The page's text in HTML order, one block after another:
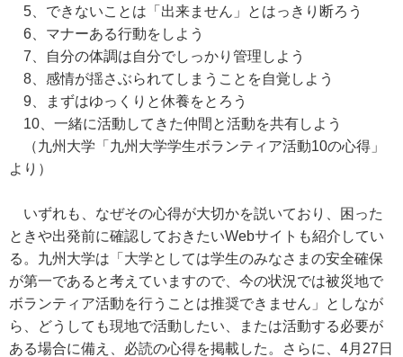
5、できないことは「出来ません」とはっきり断ろう
6、マナーある行動をしよう
7、自分の体調は自分でしっかり管理しよう
8、感情が揺さぶられてしまうことを自覚しよう
9、まずはゆっくりと休養をとろう
10、一緒に活動してきた仲間と活動を共有しよう
（九州大学「九州大学学生ボランティア活動10の心得」
より）
いずれも、なぜその心得が大切かを説いており、困った
ときや出発前に確認しておきたいWebサイトも紹介してい
る。九州大学は「大学としては学生のみなさまの安全確保
が第一であると考えていますので、今の状況では被災地で
ボランティア活動を行うことは推奨できません」としなが
ら、どうしても現地で活動したい、または活動する必要が
ある場合に備え、必読の心得を掲載した。さらに、4月27日